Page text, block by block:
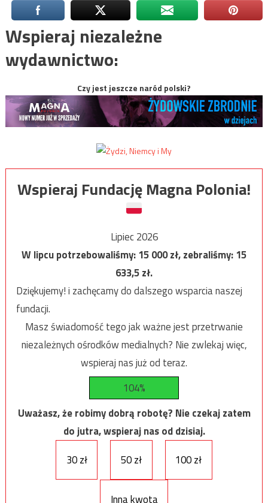
Wspieraj niezależne
wydawnictwo:
Czy jest jeszcze naród polski?
Wspieraj Fundację Magna Polonia!
Lipiec 2026
W lipcu potrzebowaliśmy:15 000zł, zebraliśmy:15
633,5zł.
Dziękujemy! i zachęcamy do dalszego wsparcia naszej
fundacji.
Masz świadomość tego jak ważne jest przetrwanie
niezależnych ośrodków medialnych? Nie zwlekaj więc,
wspieraj nas już od teraz.
104%
Uważasz, że robimy dobrą robotę? Nie czekaj zatem
do jutra, wspieraj nas od dzisiaj.
30 zł
50 zł 100 zł
Inna kwota